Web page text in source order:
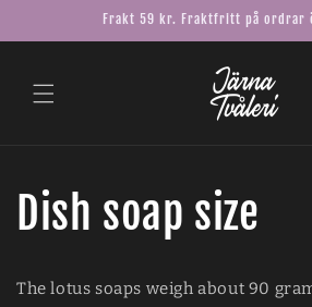
Frakt 59 kr. Fraktfritt på ordrar
Dish soap size
The lotus soaps weigh about 90